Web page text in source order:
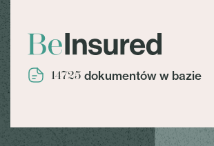
14725 dokumentów w bazie